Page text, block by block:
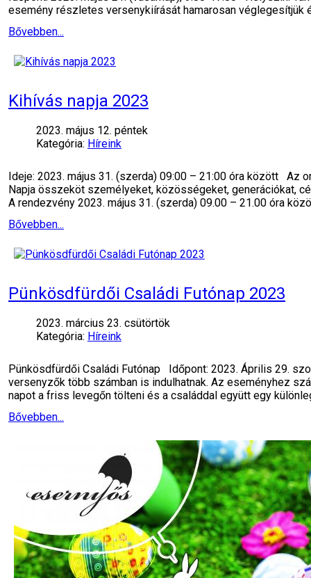
esemény részletes versenykiírását hamarosan véglegesítjük
Bővebben...
Kihívás napja 2023
2023. május 12. péntek
Kategória: Híreink
Ideje: 2023. május 31. (szerda) 09:00 – 21:00 óra között Az
Napja összeköt személyeket, közösségeket, generációkat,
A rendezvény 2023. május 31. (szerda) 09.00 – 21.00 óra
Bővebben...
Pünkösdfürdői Családi Futónap 2023
2023. március 23. csütörtök
Kategória: Híreink
Pünkösdfürdői Családi Futónap Időpont: 2023. Április 29.
versenyzők több számban is indulhatnak. Az eseményhez
napot a friss levegőn tölteni és a családdal együtt egy
Bővebben...